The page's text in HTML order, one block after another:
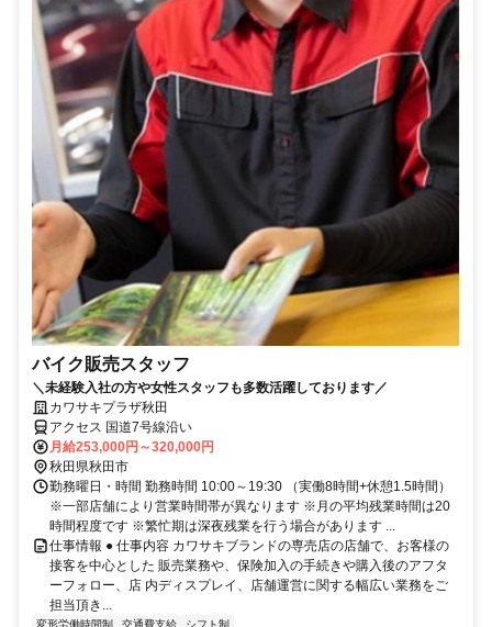
バイク販売スタッフ
＼未経験入社の方や女性スタッフも多数活躍しております／
カワサキプラザ秋田
アクセス 国道7号線沿い
月給253,000円～320,000円
秋田県秋田市
勤務曜日・時間 勤務時間 10:00～19:30 （実働8時間+休憩1.5時間）
※一部店舗により営業時間帯が異なります ※月の平均残業時間は20
時間程度です ※繁忙期は深夜残業を行う場合があります ...
仕事情報 ● 仕事内容 カワサキブランドの専売店の店舗で、お客様の
接客を中心とした 販売業務や、保険加入の手続きや購入後のアフタ
ーフォロー、店 内ディスプレイ、店舗運営に関する幅広い業務をご
担当頂き...
変形労働時間制 交通費支給 シフト制